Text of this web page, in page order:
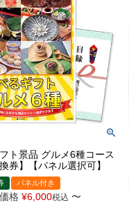
ト景品 グルメ6種コース
券】【パネル選択可】
パネル付き
格 ¥6,000税込 〜